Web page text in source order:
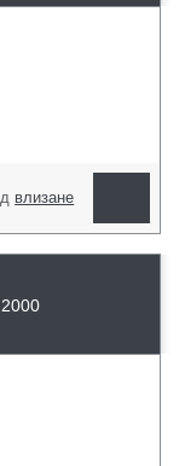
влизане